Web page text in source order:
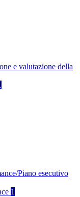
e valutazione della
Piano esecutivo
1